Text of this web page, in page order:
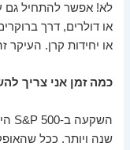
לא! אפשר להתחיל גם
או דולרים, דרך
או יחידות קרן. העיקר
כמה זמן אני צריך
שנה ויותר. ככל